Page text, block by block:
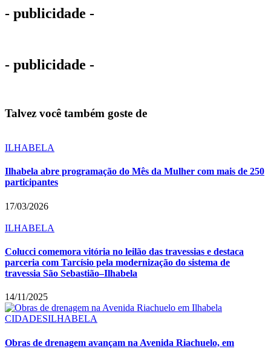
- publicidade -
- publicidade -
Talvez você também goste de
ILHABELA
Ilhabela abre programação do Mês da Mulher com mais de 250
participantes
17/03/2026
ILHABELA
Colucci comemora vitória no leilão das travessias e destaca
parceria com Tarcísio pela modernização do sistema de
travessia São Sebastião–Ilhabela
14/11/2025
CIDADESILHABELA
Obras de drenagem avançam na Avenida Riachuelo, em